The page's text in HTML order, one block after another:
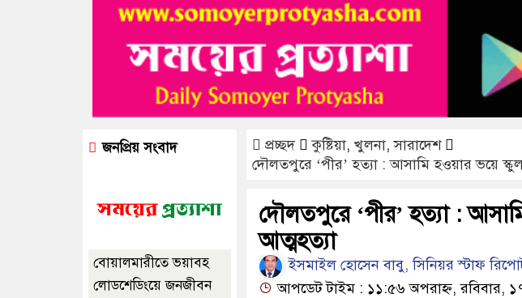
প্রচ্ছদ কুষ্টিয়া, খুলনা,সারাদেশ
দৌলতপুরে ‘পীর’ হত্যা : আসামি হওয়ার ভয়ে
দৌলতপুরে ‘পীর’ হত্যা :
আত্মহত্যা
ইসমাইল হোসেন বাবু, সিনিয়র স্টাফ
আপডেট টাইম : ১১:৫৬ অপরাহ্ন, রবিবার,
জনপ্রিয় সংবাদ
বোয়ালমারীতে ভয়াবহ
লোডশেডিংয়ে জনজীবন